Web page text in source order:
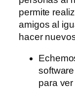
permite
amigos al
hacer
para